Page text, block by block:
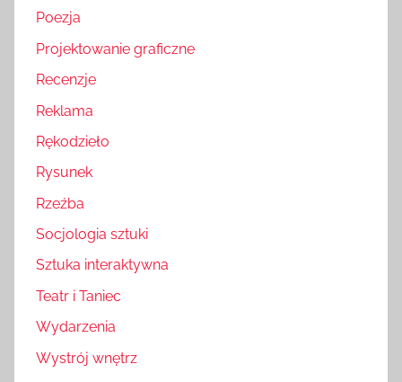
Poezja
Projektowanie graficzne
Recenzje
Reklama
Rękodzieło
Rysunek
Rzeźba
Socjologia sztuki
Sztuka interaktywna
Teatr i Taniec
Wydarzenia
Wystrój wnętrz